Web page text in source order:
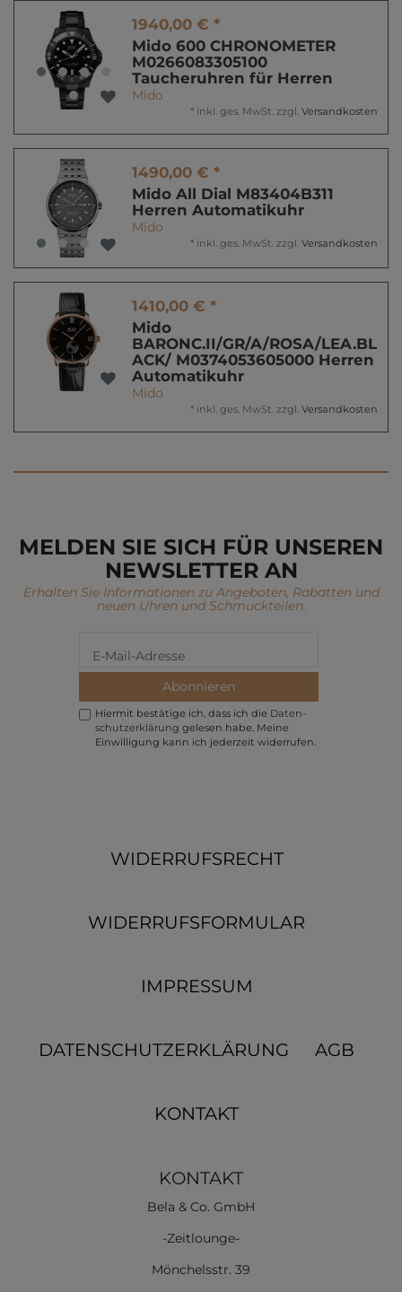
1940,00 € *
Mido 600 CHRONOMETER
M0266083305100
Taucheruhren für Herren
Mido
* inkl. ges. MwSt. zzgl. Versandkosten
1490,00 € *
Mido All Dial M83404B311
Herren Automatikuhr
Mido
* inkl. ges. MwSt. zzgl. Versandkosten
1410,00 € *
Mido
BARONC.II/GR/A/ROSA/LEA.BL
ACK/ M0374053605000 Herren
Automatikuhr
Mido
* inkl. ges. MwSt. zzgl. Versandkosten
MELDEN SIE SICH FÜR UNSEREN
NEWSLETTER AN
Erhalten Sie Informationen zu Angeboten, Rabatten und
neuen Uhren und Schmuckteilen.
Abonnieren
Hiermit bestätige ich, dass ich die Daten­
schutz­erklärung gelesen habe. Meine
Einwilligung kann ich jederzeit widerrufen.
WIDERRUFSRECHT
WIDERRUFSFORMULAR
IMPRESSUM
DATENSCHUTZERKLÄRUNG AGB
KONTAKT
KONTAKT
Bela & Co. GmbH
-Zeitlounge-
Mönchelsstr. 39